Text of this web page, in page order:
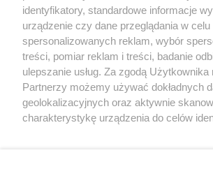
Kultura
X Facebook Instagram
identyfikatory, standardowe informacje
urządzenie czy dane przeglądania w
spersonalizowanych reklam, wybór
treści, pomiar reklam i treści, badanie
ulepszanie usług. Za zgodą Użytkownika
Partnerzy możemy używać dokładnych
geolokalizacyjnych oraz aktywnie
charakterystykę urządzenia do celów